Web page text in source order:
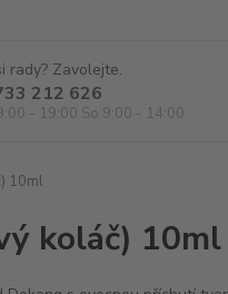
rady? Zavolejte.
212 626
- 19:00 So 9:00 - 14:00
10ml
koláč) 10ml